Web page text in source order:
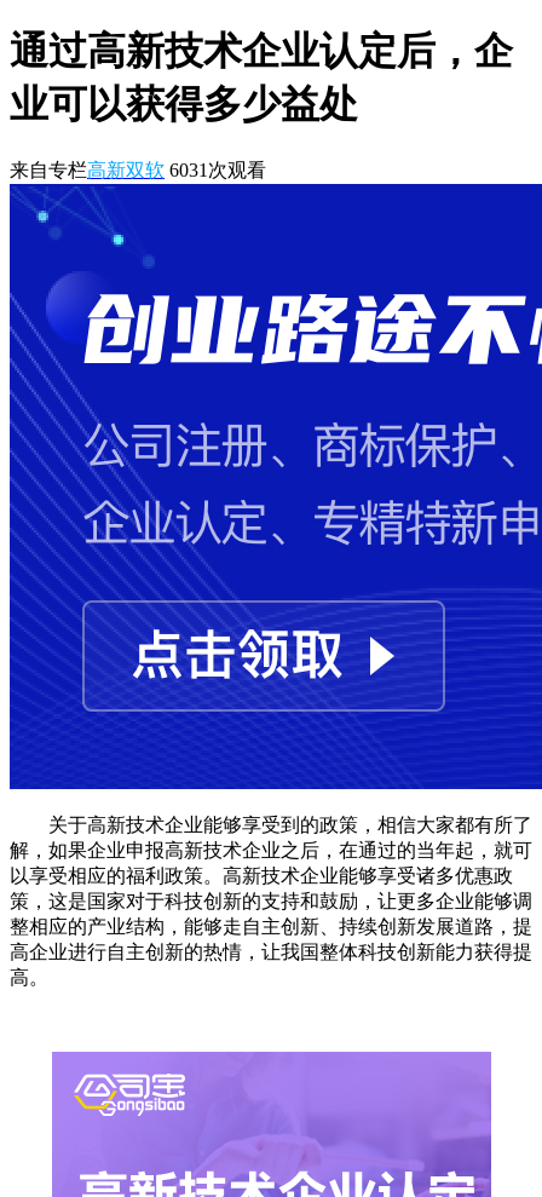
通过高新技术企业认定后，企
业可以获得多少益处
来自专栏高新双软 6031 次观看
关于高新技术企业能够享受到的政策，相信大家都有所了
解，如果企业申报高新技术企业之后，在通过的当年起，就可
以享受相应的福利政策。高新技术企业能够享受诸多优惠政
策，这是国家对于科技创新的支持和鼓励，让更多企业能够调
整相应的产业结构，能够走自主创新、持续创新发展道路，提
高企业进行自主创新的热情，让我国整体科技创新能力获得提
高。